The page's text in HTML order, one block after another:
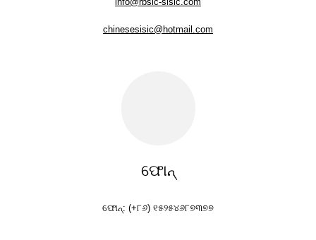
chinesesisic@hotmail.com
ଫୋନ୍
ଫୋନ୍: (+୮୬) ୧୫୨୫୪୬୮୭୩୭୭